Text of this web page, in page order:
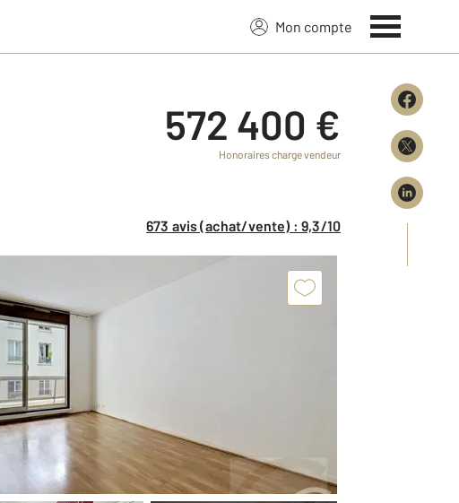
Mon compte
572 400 €
Honoraires charge vendeur
673 avis (achat/vente) : 9,3/10